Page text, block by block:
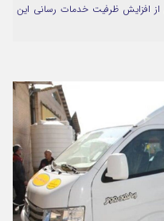
از افزایش ظرفیت خدمات رسانی این